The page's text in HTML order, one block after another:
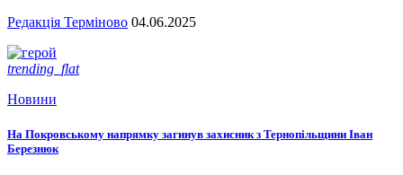
Редакція Терміново 04.06.2025
trending_flat
Новини
На Покровському напрямку загинув захисник з Тернопільщини Іван
Березнюк